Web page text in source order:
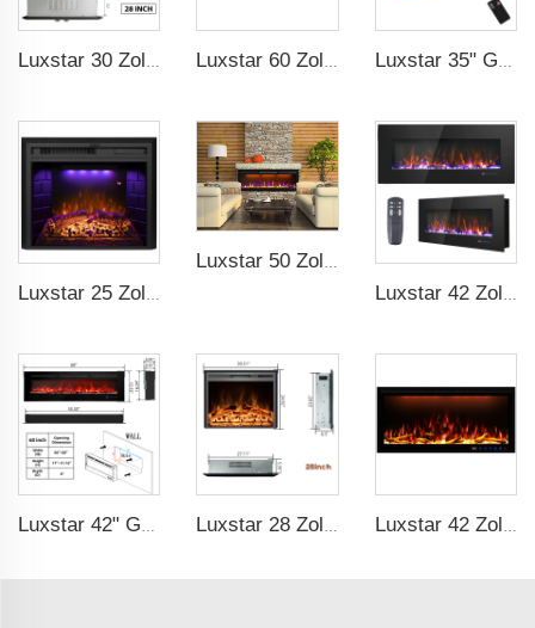
Luxstar 30 Zoll Qualitätsmoderner Elektrischer Kamin mit echtem Holzscheitfeuer und Knistern Luxstar 60 Zoll Hohe Qualität Helligkeit Sfeerhaard Elektrischer Kaminofen Heizung 3 Farben Wechselnde LED Elektrischer Kamin mit Timer Luxstar 35" Großeinzelhandel Elektrischer Kaminschmuck mit LCD-Anzeige Fernbedienung 3 Flammenfarben
Luxstar 42" Großhandel Elektroheizung Kamin Indoor 13 Farben Einbaubarer und Wandmontierter Elektrokamin Hersteller Luxstar 28 Zoll Hochwertiger Elektrischer Kaminschacht-Einbau mit Fernbedienung Luxstar 42 Zoll intelligenter elektrischer Kamin mit APP-Steuerelement Decor Flamme Elektrischer Wandmontierter Kamin zum Verkauf